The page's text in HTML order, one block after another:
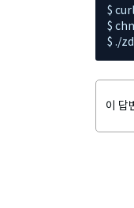
$
$
$ ./
이 답